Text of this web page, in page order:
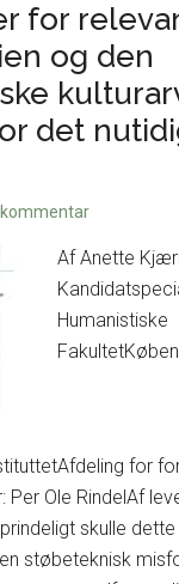
for
og den
det
Af Anette
Humanistiske
for
Ole RindelAf
skulle
støbeteknisk